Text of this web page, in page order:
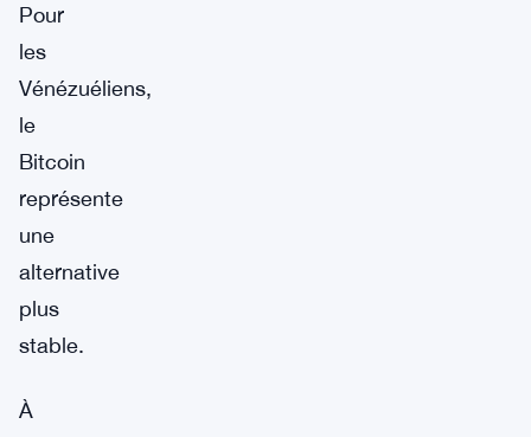
Pour
les
Vénézuéliens,
le
Bitcoin
représente
une
alternative
plus
stable.
À